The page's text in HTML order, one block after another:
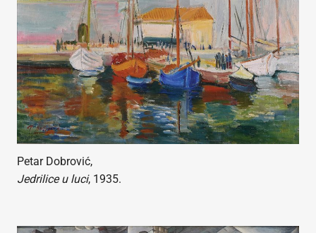
Petar Dobrović,
Jedrilice u luci, 1935.